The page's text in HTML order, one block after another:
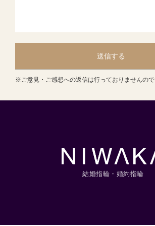
送信する
※ご意見・ご感想への返信は行っておりませんので
結婚指輪・婚約指輪